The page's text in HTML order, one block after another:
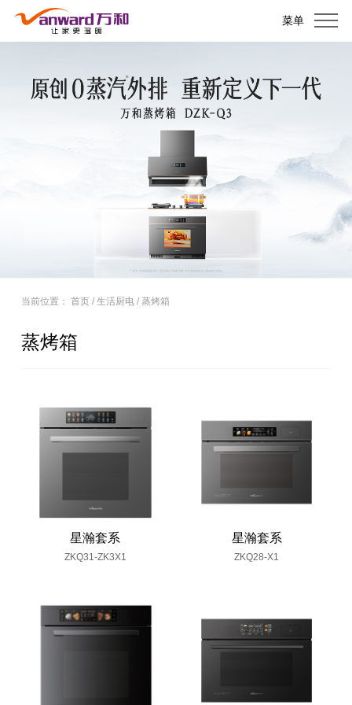
菜单
当前位置： 首页/ 生活厨电/ 蒸烤箱
蒸烤箱
星瀚套系
ZKQ31-ZK3X1
星瀚套系
ZKQ28-X1